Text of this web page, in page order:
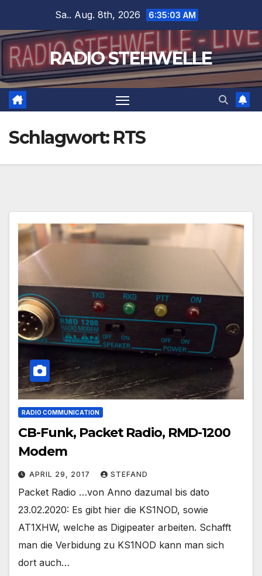
springen
Sa.. Aug. 8th, 2026 6:35:03 AM
RADIO STEHWELLE
Schlagwort: RTS
RADIO COMMUNICATION
CB-Funk, Packet Radio, RMD-1200
Modem
APRIL 29, 2017 STEFAND
Packet Radio …von Anno dazumal bis dato
23.02.2020: Es gibt hier die KS1NOD, sowie
AT1XHW, welche as Digipeater arbeiten. Schafft
man die Verbidung zu KS1NOD kann man sich
dort auch…